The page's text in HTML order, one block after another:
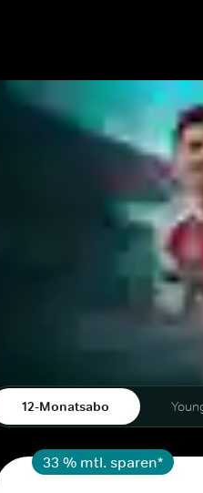
12-Monatsabo
33 % mtl. sparen*